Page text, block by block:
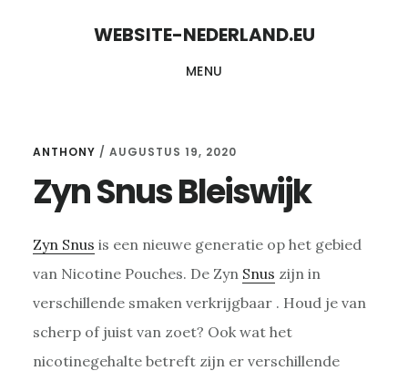
WEBSITE-NEDERLAND.EU
MENU
ANTHONY / AUGUSTUS 19, 2020
Zyn Snus Bleiswijk
Zyn Snus is een nieuwe generatie op het gebied
van Nicotine Pouches. De Zyn Snus zijn in
verschillende smaken verkrijgbaar . Houd je van
scherp of juist van zoet? Ook wat het
nicotinegehalte betreft zijn er verschillende